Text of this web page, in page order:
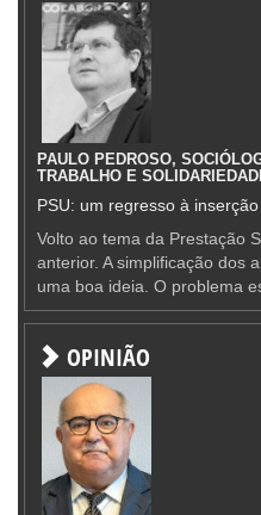
PAULO PEDROSO,
TRABALHO E
PSU: um regresso à
Volto ao tema da Prestação
anterior. A simplificação dos
uma boa ideia. O problema
OPINIÃO